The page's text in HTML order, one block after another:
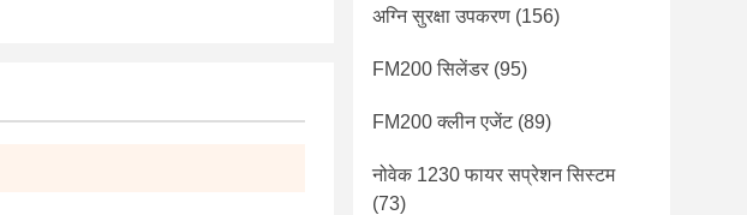
अग्नि सुरक्षा उपकरण (156)
FM200 सिलेंडर (95)
FM200 क्लीन एजेंट(89)
नोवेक 1230 फायर सप्रेशन सिस्टम
(73)